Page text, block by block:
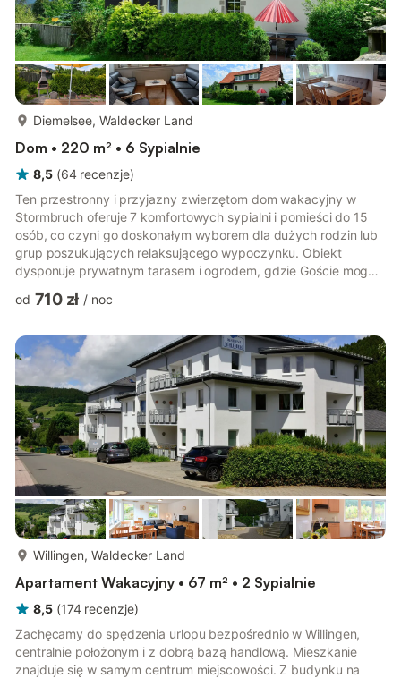
Diemelsee, Waldecker Land
Dom • 220 m² • 6 Sypialnie
8,5 (64 recenzje)
Ten przestronny i przyjazny zwierzętom dom wakacyjny w
Stormbruch oferuje 7 komfortowych sypialni i pomieści do 15
osób, co czyni go doskonałym wyborem dla dużych rodzin lub
grup poszukujących relaksującego wypoczynku. Obiekt
dysponuje prywatnym tarasem i ogrodem, gdzie Goście mogą
otoczeniu natury. Miłośnicy przyrody docenią bliskość lasu,
zwiedzania. Piękne jezioro znajduje się zaledwie 2 km od domu,
oferując możliwości pływania, wędkowania i innych sportów
wodnych. Dla wygody, n...
od 710 zł / noc
Willingen, Waldecker Land
Apartament Wakacyjny • 67 m² • 2 Sypialnie
8,5 (174 recenzje)
Zachęcamy do spędzenia urlopu bezpośrednio w Willingen,
centralnie położonym i z dobrą bazą handlową. Mieszkanie
znajduje się w samym centrum miejscowości. Z budynku na